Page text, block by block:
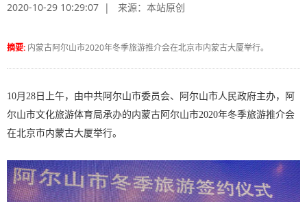
2020-10-29 10:29:07 | 来源： 本站原创
摘要: 内蒙古阿尔山市2020年冬季旅游推介会在北京市内蒙古大厦举行。
10月28日上午，由中共阿尔山市委员会、阿尔山市人民政府主办，阿
尔山市文化旅游体育局承办的内蒙古阿尔山市2020年冬季旅游推介会
在北京市内蒙古大厦举行。